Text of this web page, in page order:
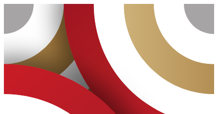
tartalomhoz